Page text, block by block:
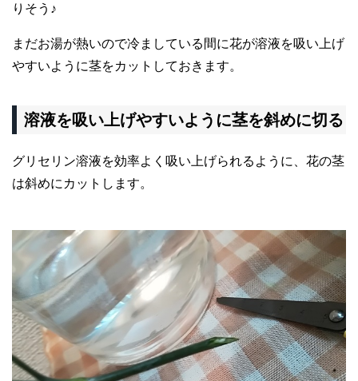
りそう♪
まだお湯が熱いので冷ましている間に花が溶液を吸い上げ
やすいように茎をカットしておきます。
溶液を吸い上げやすいように茎を斜めに切る
グリセリン溶液を効率よく吸い上げられるように、花の茎
は斜めにカットします。